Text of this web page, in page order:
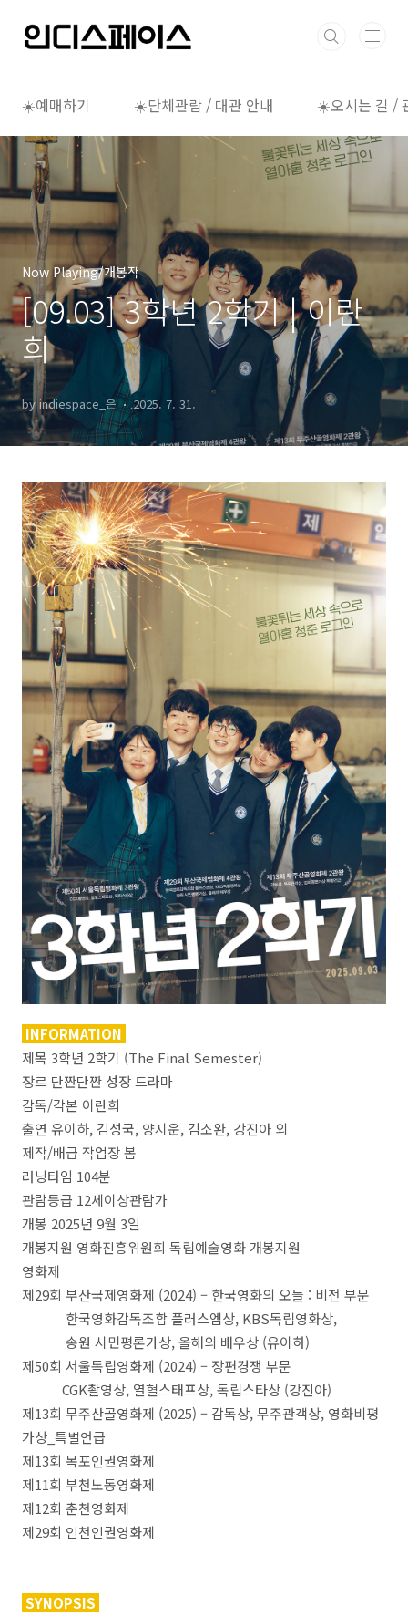
☀️예매하기 ☀️단체관람 / 대관 안내 ☀️오시는 길 /
Now Playing/개봉작
[09.03] 3학년 2학기 | 이란
희
by indiespace_은 2025. 7. 31.
INFORMATION
제목 3학년 2학기 (The Final Semester)
장르 단짠단짠 성장 드라마
감독/각본 이란희
출연 유이하, 김성국, 양지운, 김소완, 강진아 외
제작/배급 작업장 봄
러닝타임 104분
관람등급 12세이상관람가
개봉 2025년 9월 3일
개봉지원 영화진흥위원회 독립예술영화 개봉지원
영화제
제29회 부산국제영화제 (2024) – 한국영화의 오늘 : 비전 부문
한국영화감독조합 플러스엠상, KBS독립영화상,
송원 시민평론가상, 올해의 배우상 (유이하)
제50회 서울독립영화제 (2024) – 장편경쟁 부문
CGK촬영상, 열혈스태프상, 독립스타상 (강진아)
제13회 무주산골영화제 (2025) – 감독상, 무주관객상, 영화비평
가상_특별언급
제13회 목포인권영화제
제11회 부천노동영화제
제12회 춘천영화제
제29회 인천인권영화제
SYNOPSIS